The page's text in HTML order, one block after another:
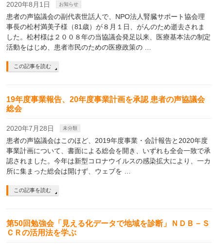
2020年8月1日 お知らせ
患者の声協議会の副代表世話人で、NPO法人腎臓サポート協会理
事長の松村満美子様（81歳）が８月１日、がんのため逝去されま
した。松村様は２００８年の当協議会発足以来、医療基本法の制定
活動をはじめ、患者市民のための医療政策の …
この記事を読む
19年度事業報告、20年度事業計画を承認 患者の声協議会
総会
2020年7月28日 未分類
患者の声協議会はこのほど、2019年度事業・会計報告と2020年度
事業計画について、書面による総会を開き、いずれも全会一致で承
認されました。今年は新型コロナウイルスの感染拡大により、一カ
所に集まった総会は開けず、ウェブを …
この記事を読む
第50回勉強会「見える化データで地域を診断」ＮＤＢ－Ｓ
ＣＲの活用法を学ぶ